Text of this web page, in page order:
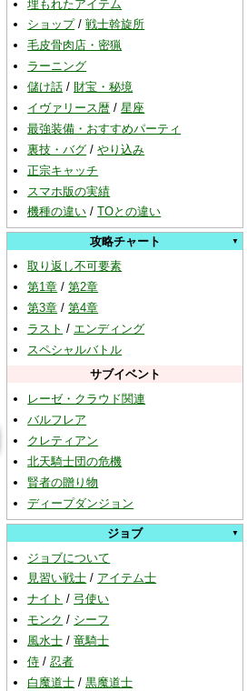
埋もれたアイテム
ショップ/戦士斡旋所
毛皮骨肉店・密猟
ラーニング
儲け話 / 財宝・秘境
イヴァリース暦 /星座
最強装備・おすすめパーティ
裏技・バグ /やり込み
正宗キャッチ
スマホ版の実績
機種の違い /TOとの違い
攻略チャート
取り返し不可要素
第1章 /第2章
第3章 /第4章
ラスト / エンディング
スペシャルバトル
サブイベント
レーゼ・クラウド関連
バルフレア
クレティアン
北天騎士団の危機
賢者の贈り物
ディープダンジョン
ジョブ
ジョブについて
見習い戦士 / アイテム士
ナイト / 弓使い
モンク / シーフ
風水士 /竜騎士
侍 / 忍者
白魔道士 /黒魔道士